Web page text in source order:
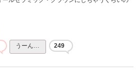
うーん… 249